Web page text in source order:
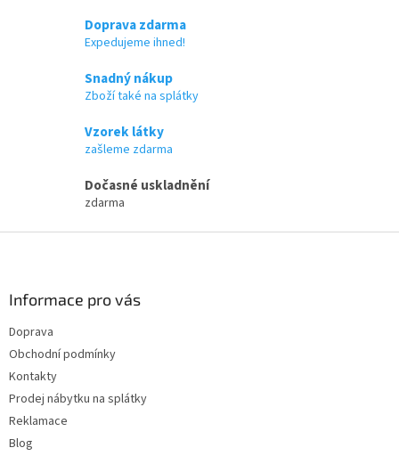
r
ý
p
Doprava zdarma
Expedujeme ihned!
Snadný nákup
Zboží také na splátky
Vzorek látky
zašleme zdarma
Dočasné uskladnění
zdarma
Informace pro vás
Doprava
Obchodní podmínky
Kontakty
Prodej nábytku na splátky
Reklamace
Blog